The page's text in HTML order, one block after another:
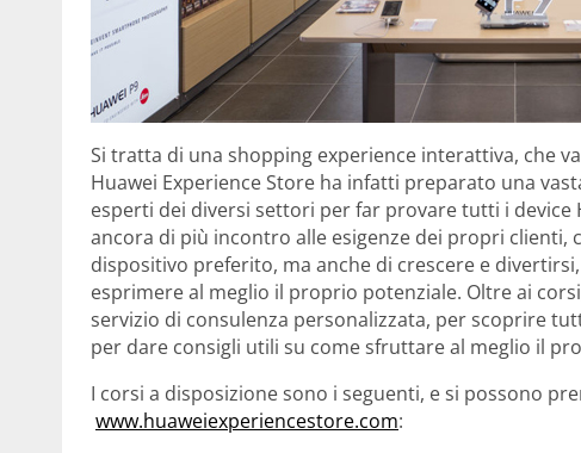
Si tratta di una shopping experience interattiva, che
Huawei Experience Store ha infatti preparato una
esperti dei diversi settori per far provare tutti i device
ancora di più incontro alle esigenze dei propri clienti,
dispositivo preferito, ma anche di crescere e
esprimere al meglio il proprio potenziale. Oltre ai
servizio di consulenza personalizzata, per scoprire
per dare consigli utili su come sfruttare al meglio il
I corsi a disposizione sono i seguenti, e si possono
www.huaweiexperiencestore.com: